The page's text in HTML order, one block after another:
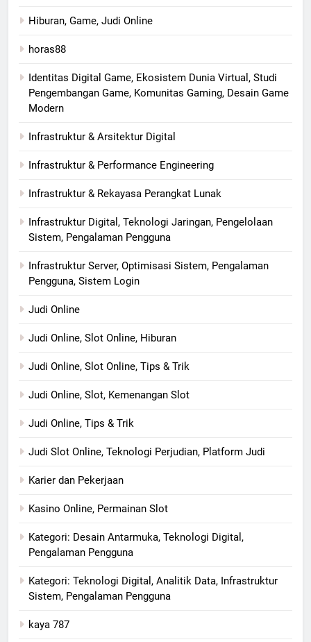
Hiburan, Game, Judi Online
horas88
Identitas Digital Game, Ekosistem Dunia Virtual, Studi
Pengembangan Game, Komunitas Gaming, Desain Game
Modern
Infrastruktur & Arsitektur Digital
Infrastruktur & Performance Engineering
Infrastruktur & Rekayasa Perangkat Lunak
Infrastruktur Digital, Teknologi Jaringan, Pengelolaan
Sistem, Pengalaman Pengguna
Infrastruktur Server, Optimisasi Sistem, Pengalaman
Pengguna, Sistem Login
Judi Online
Judi Online, Slot Online, Hiburan
Judi Online, Slot Online, Tips & Trik
Judi Online, Slot, Kemenangan Slot
Judi Online, Tips & Trik
Judi Slot Online, Teknologi Perjudian, Platform Judi
Karier dan Pekerjaan
Kasino Online, Permainan Slot
Kategori: Desain Antarmuka, Teknologi Digital,
Pengalaman Pengguna
Kategori: Teknologi Digital, Analitik Data, Infrastruktur
Sistem, Pengalaman Pengguna
kaya 787